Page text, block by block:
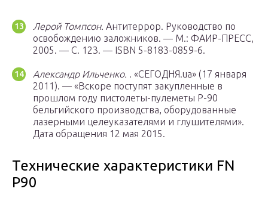
Лерой Томпсон. Антитеррор. Руководство по
освобождению заложников. — М.: ФАИР-ПРЕСС,
2005. — С. 123. — ISBN 5-8183-0859-6.
Александр Ильченко. . «СЕГОДНЯ.ua» (17 января
2011). — «Вскоре поступят закупленные в
прошлом году пистолеты-пулеметы Р-90
бельгийского производства, оборудованные
лазерными целеуказателями и глушителями».
Дата обращения 12 мая 2015.
Технические характеристики FN
P90